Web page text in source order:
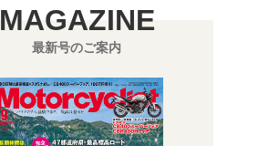
MAGAZINE
最新号のご案内